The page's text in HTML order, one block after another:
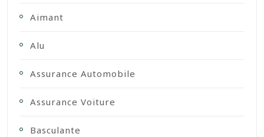
Aimant
Alu
Assurance Automobile
Assurance Voiture
Basculante